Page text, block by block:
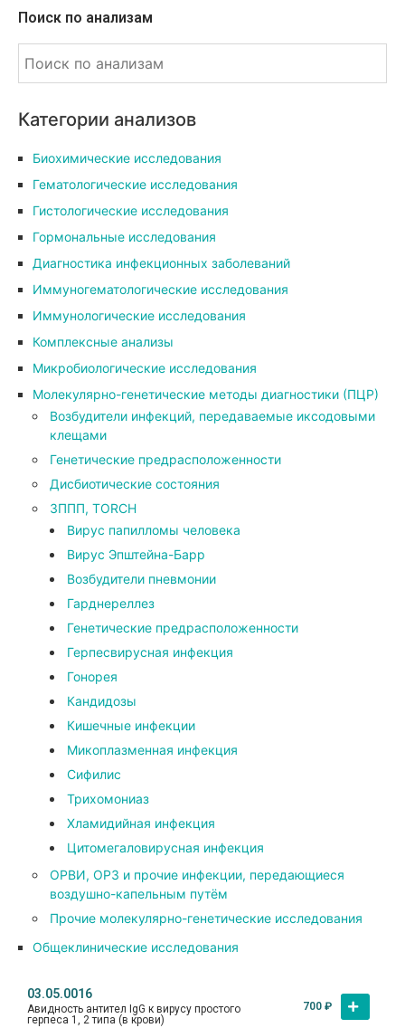
Поиск по анализам
Категории анализов
Биохимические исследования
Гематологические исследования
Гистологические исследования
Гормональные исследования
Диагностика инфекционных заболеваний
Иммуногематологические исследования
Иммунологические исследования
Комплексные анализы
Микробиологические исследования
Молекулярно-генетические методы диагностики (ПЦР)
Возбудители инфекций, передаваемые иксодовыми
клещами
Генетические предрасположенности
Дисбиотические состояния
ЗППП, TORCH
Вирус папилломы человека
Вирус Эпштейна-Барр
Возбудители пневмонии
Гарднереллез
Генетические предрасположенности
Герпесвирусная инфекция
Гонорея
Кандидозы
Кишечные инфекции
Микоплазменная инфекция
Сифилис
Трихомониаз
Хламидийная инфекция
Цитомегаловирусная инфекция
ОРВИ, ОРЗ и прочие инфекции, передающиеся
воздушно-капельным путём
Прочие молекулярно-генетические исследования
Общеклинические исследования
03.05.0016
Авидность антител IgG к вирусу простого
герпеса 1, 2 типа (в крови)
700 ₽